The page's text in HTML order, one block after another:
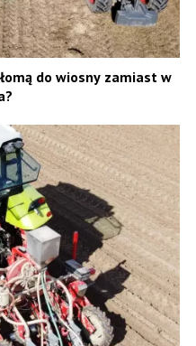
do wiosny zamiast w